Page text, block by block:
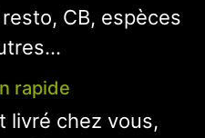
CB, espèces
rapide
livré chez vous,